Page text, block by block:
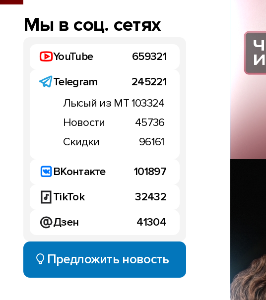
OnePlus добавит
лица в новой прошивке
Мы в соц. сетях
YouTube
659321
Telegram
245221
Лысый из МТ103324
Новости
45736
Скидки
96161
ВКонтакте
101897
TikTok
32432
Дзен
41304
Предложить новость